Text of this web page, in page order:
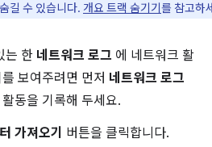
길 수 있습니다. 개요 트랙 숨기기를 참고하
는 한 네트워크 로그 에 네트워크 활
보여주려면 먼저 네트워크 로그
동을 기록해 두세요.
가져오기
버튼을 클릭합니다.